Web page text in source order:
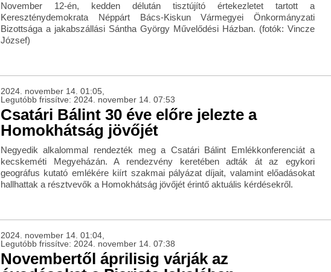
November 12-én, kedden délután tisztújító értekezletet tartott a
Kereszténydemokrata Néppárt Bács-Kiskun Vármegyei Önkormányzati
Bizottsága a jakabszállási Sántha György Művelődési Házban. (fotók: Vincze
József)
2024. november 14. 01:05,
Legutóbb frissítve: 2024. november 14. 07:53
Csatári Bálint 30 éve előre jelezte a
Homokhátság jövőjét
Negyedik alkalommal rendezték meg a Csatári Bálint Emlékkonferenciát a
kecskeméti Megyeházán. A rendezvény keretében adták át az egykori
geográfus kutató emlékére kiírt szakmai pályázat díjait, valamint előadásokat
hallhattak a résztvevők a Homokhátság jövőjét érintő aktuális kérdésekről.
2024. november 14. 01:04,
Legutóbb frissítve: 2024. november 14. 07:38
Novembertől áprilisig várják az